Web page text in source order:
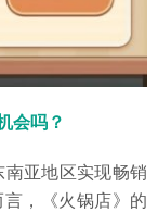
会吗？
亚地区实现畅销
，《火锅店》的